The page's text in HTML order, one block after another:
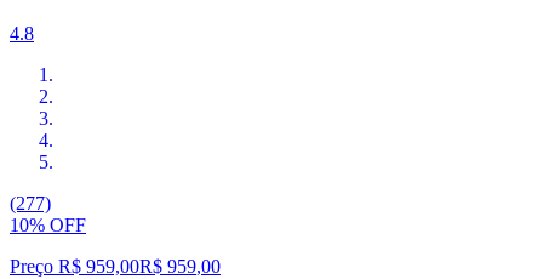
4.8
(277)
10% OFF
Preço R$ 959,00R$ 959,00